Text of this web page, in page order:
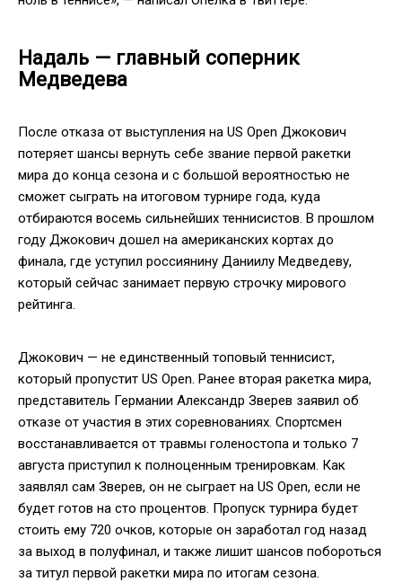
Надаль — главный соперник
Медведева
После отказа от выступления на US Open Джокович
потеряет шансы вернуть себе звание первой ракетки
мира до конца сезона и с большой вероятностью не
сможет сыграть на итоговом турнире года, куда
отбираются восемь сильнейших теннисистов. В прошлом
году Джокович дошел на американских кортах до
финала, где уступил россиянину Даниилу Медведеву,
который сейчас занимает первую строчку мирового
рейтинга.
Джокович — не единственный топовый теннисист,
который пропустит US Open. Ранее вторая ракетка мира,
представитель Германии Александр Зверев заявил об
отказе от участия в этих соревнованиях. Спортсмен
восстанавливается от травмы голеностопа и только 7
августа приступил к полноценным тренировкам. Как
заявлял сам Зверев, он не сыграет на US Open, если не
будет готов на сто процентов. Пропуск турнира будет
стоить ему 720 очков, которые он заработал год назад
за выход в полуфинал, и также лишит шансов побороться
за титул первой ракетки мира по итогам сезона.